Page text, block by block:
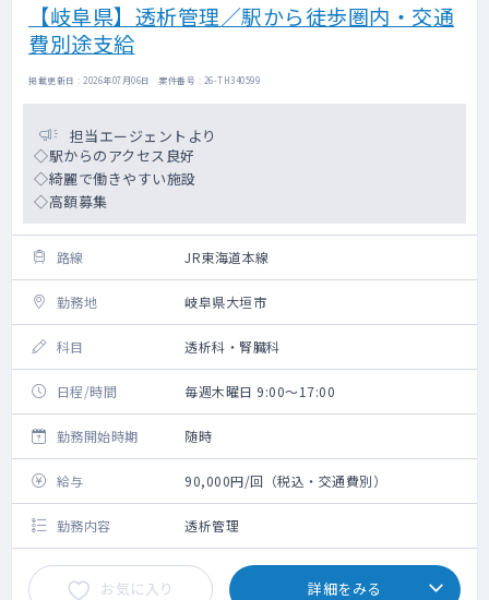
【岐阜県】透析管理／駅から徒歩圏内・交通
費別途支給
掲載更新日 : 2026年07月06日 案件番号 : 26-TH340599
担当エージェントより
◇駅からのアクセス良好
◇綺麗で働きやすい施設
◇高額募集
路線 JR東海道本線
勤務地 岐阜県大垣市
科目 透析科・腎臓科
日程/時間 毎週木曜日 9:00～17:00
勤務開始時期 随時
給与 90,000円/回（税込・交通費別）
勤務内容 透析管理
お気に入り 詳細をみる